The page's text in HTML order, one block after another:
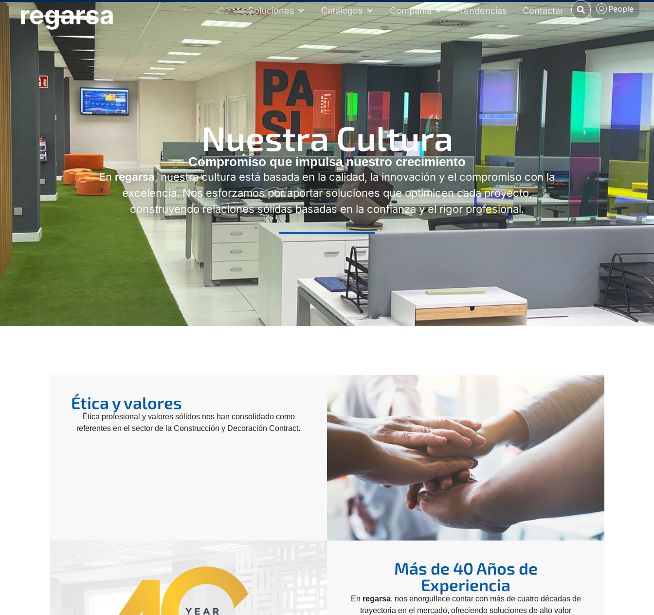
Soluciones Catálogos Compañía Tendencias Contactar People
Nuestra Cultura
Compromiso que impulsa nuestro crecimiento
En regarsa, nuestra cultura está basada en la calidad, la innovación y el compromiso con la
excelencia. Nos esforzamos por aportar soluciones que optimicen cada proyecto,
construyendo relaciones sólidas basadas en la confianza y el rigor profesional.
Ética y valores
Ética profesional y valores sólidos nos han consolidado como
referentes en el sector de la Construcción y Decoración Contract.
Más de 40 Años de
Experiencia
En regarsa, nos enorgullece contar con más de cuatro décadas de
trayectoria en el mercado, ofreciendo soluciones de alto valor